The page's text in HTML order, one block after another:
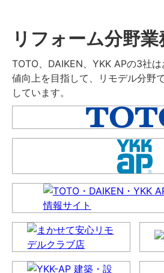
リフォーム分野
TOTO、DAIKEN、YKK APの3社
値向上を目指して、リモデル分野
しています。